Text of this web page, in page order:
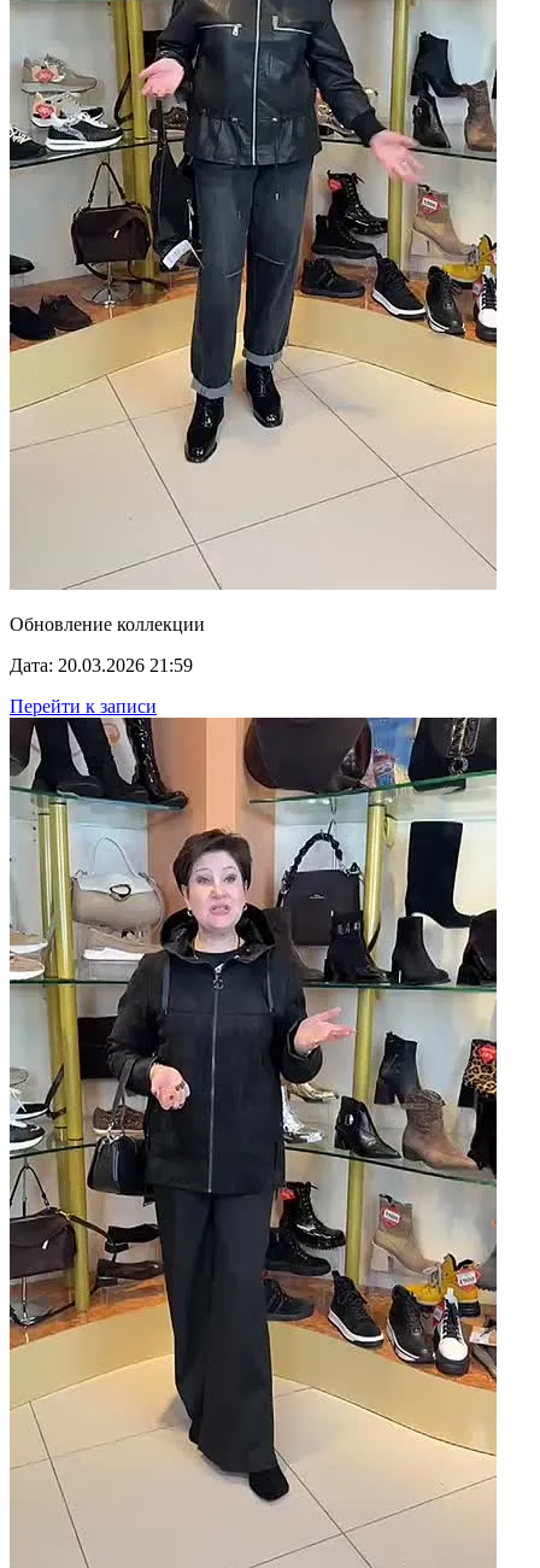
Обновление коллекции
Дата: 20.03.2026 21:59
Перейти к записи